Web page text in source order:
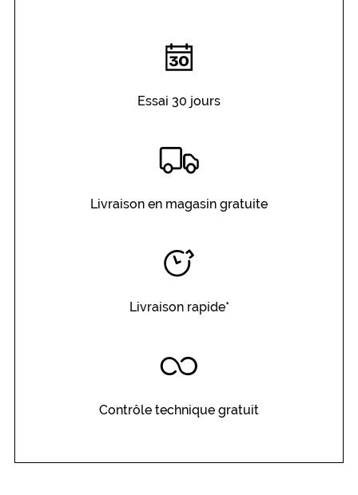
Essai 30 jours
Livraison en magasin gratuite
Livraison rapide*
Contrôle technique gratuit